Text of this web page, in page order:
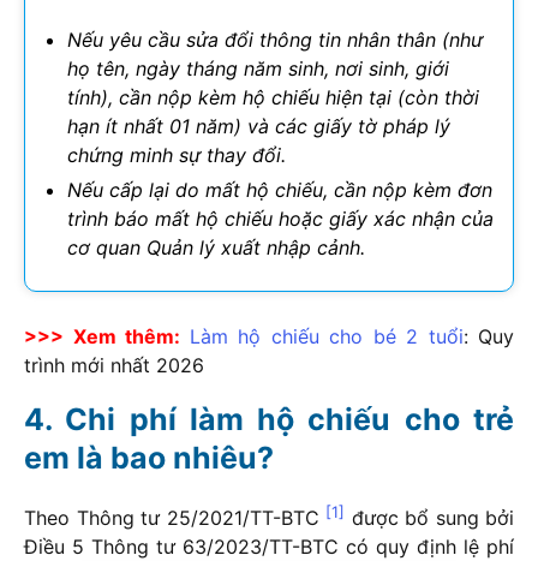
Nếu yêu cầu sửa đổi thông tin nhân thân (như
họ tên, ngày tháng năm sinh, nơi sinh, giới
tính), cần nộp kèm hộ chiếu hiện tại (còn thời
hạn ít nhất 01 năm) và các giấy tờ pháp lý
chứng minh sự thay đổi.
Nếu cấp lại do mất hộ chiếu, cần nộp kèm đơn
trình báo mất hộ chiếu hoặc giấy xác nhận của
cơ quan Quản lý xuất nhập cảnh.
>>> Xem thêm: Làm hộ chiếu cho bé 2 tuổi: Quy
trình mới nhất 2026
Chi phí làm hộ chiếu cho trẻ
em là bao nhiêu?
Theo Thông tư 25/2021/TT-BTC [1] được bổ sung bởi
Điều 5 Thông tư 63/2023/TT-BTC có quy định lệ phí